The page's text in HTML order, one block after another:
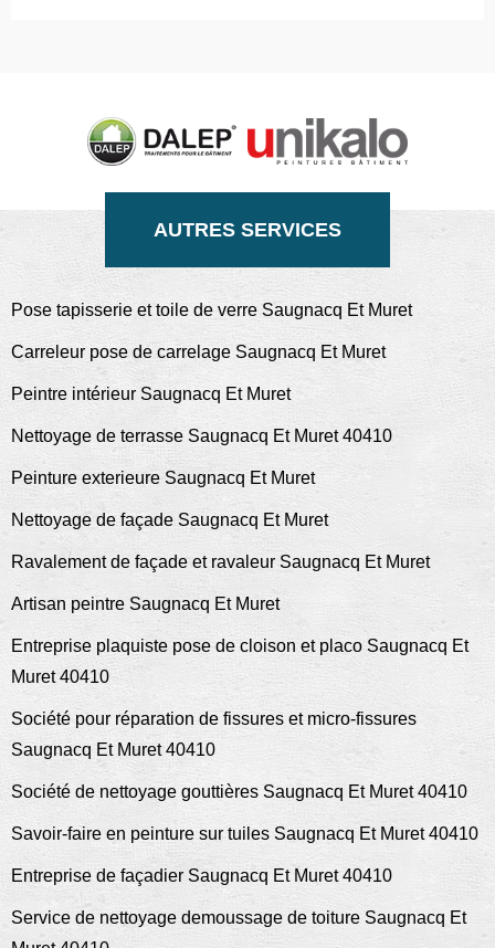
AUTRES SERVICES
Pose tapisserie et toile de verre Saugnacq Et Muret
Carreleur pose de carrelage Saugnacq Et Muret
Peintre intérieur Saugnacq Et Muret
Nettoyage de terrasse Saugnacq Et Muret 40410
Peinture exterieure Saugnacq Et Muret
Nettoyage de façade Saugnacq Et Muret
Ravalement de façade et ravaleur Saugnacq Et Muret
Artisan peintre Saugnacq Et Muret
Entreprise plaquiste pose de cloison et placo Saugnacq Et
Muret 40410
Société pour réparation de fissures et micro-fissures
Saugnacq Et Muret 40410
Société de nettoyage gouttières Saugnacq Et Muret 40410
Savoir-faire en peinture sur tuiles Saugnacq Et Muret 40410
Entreprise de façadier Saugnacq Et Muret 40410
Service de nettoyage demoussage de toiture Saugnacq Et